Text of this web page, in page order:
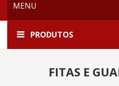
MENU
HOME
EMPRESA
PRODUTOS
PRODUTOS
Início Fitas e Guarnições
FITAS E